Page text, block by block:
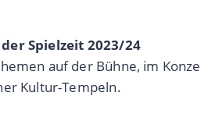
Spielzeit 2023/24
auf der Bühne, im
Kultur-Tempeln.